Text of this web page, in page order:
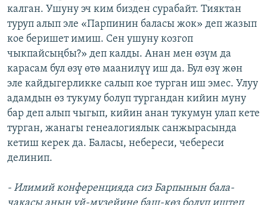
калган. Ушуну эч ким бизден сурабайт. Тияктан
туруп алып эле «Парпинин баласы жок» деп жазып
кое беришет имиш. Сен ушуну козгоп
чыкпайсыңбы?» деп калды. Анан мен өзүм да
карасам бул өзү өтө маанилүү иш да. Бул өзү жөн
эле кайдыгерликке салып кое турган иш эмес. Улуу
адамдын өз тукуму болуп тургандан кийин муну
бар деп алып чыгып, кийин анан тукумун улап кете
турган, жанагы генеалогиялык санжырасында
кетиш керек да. Баласы, небереси, чебереси
делинип.
- Илимий конференцияда сиз Барпынын бала-